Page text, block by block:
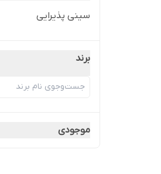
سینی پذیرایی
برند
موجودی